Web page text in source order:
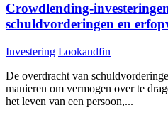
Crowdlending-
schuldvorderingen en
Investering Lookandfin
De overdracht van
manieren om vermogen over te
het leven van een persoon,...